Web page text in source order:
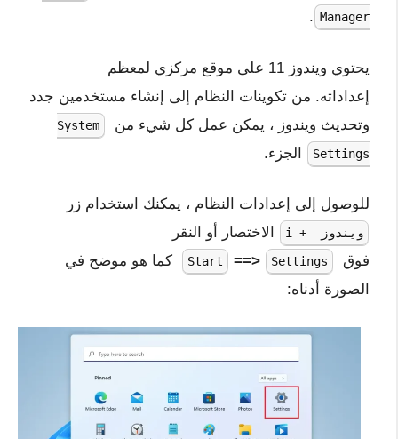
Manager
.
يحتوي ويندوز 11 على موقع مركزي لمعظم
إعداداته. من تكوينات النظام إلى إنشاء مستخدمين جدد
وتحديث ويندوز ، يمكن عمل كل شيء من
System
Settings
الجزء.
للوصول إلى إعدادات النظام ، يمكنك استخدام زر
ويندوز + i
الاختصار أو النقر
فوق
Start ==> Settings
كما هو موضح في
الصورة أدناه: